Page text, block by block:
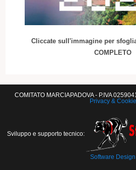
Cliccate sull'immagine per
COMPLETO
COMITATO MARCIAPADOVA - P.IVA
Privacy & Cookie
Sviluppo e supporto tecnico:
Software Design